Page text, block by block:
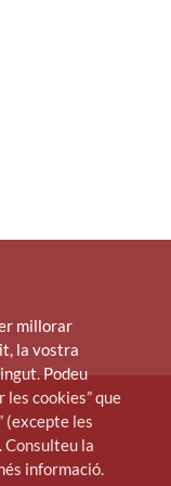
millorar
la vostra
Podeu
les cookies” que
(excepte les
Consulteu la
informació.